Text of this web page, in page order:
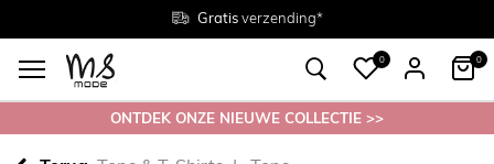
Gratisverzending*
Maten38 - 54
Gratisretourneren in de winkel
0 0
ONTDEK ONZE NIEUWE COLLECTIE >>